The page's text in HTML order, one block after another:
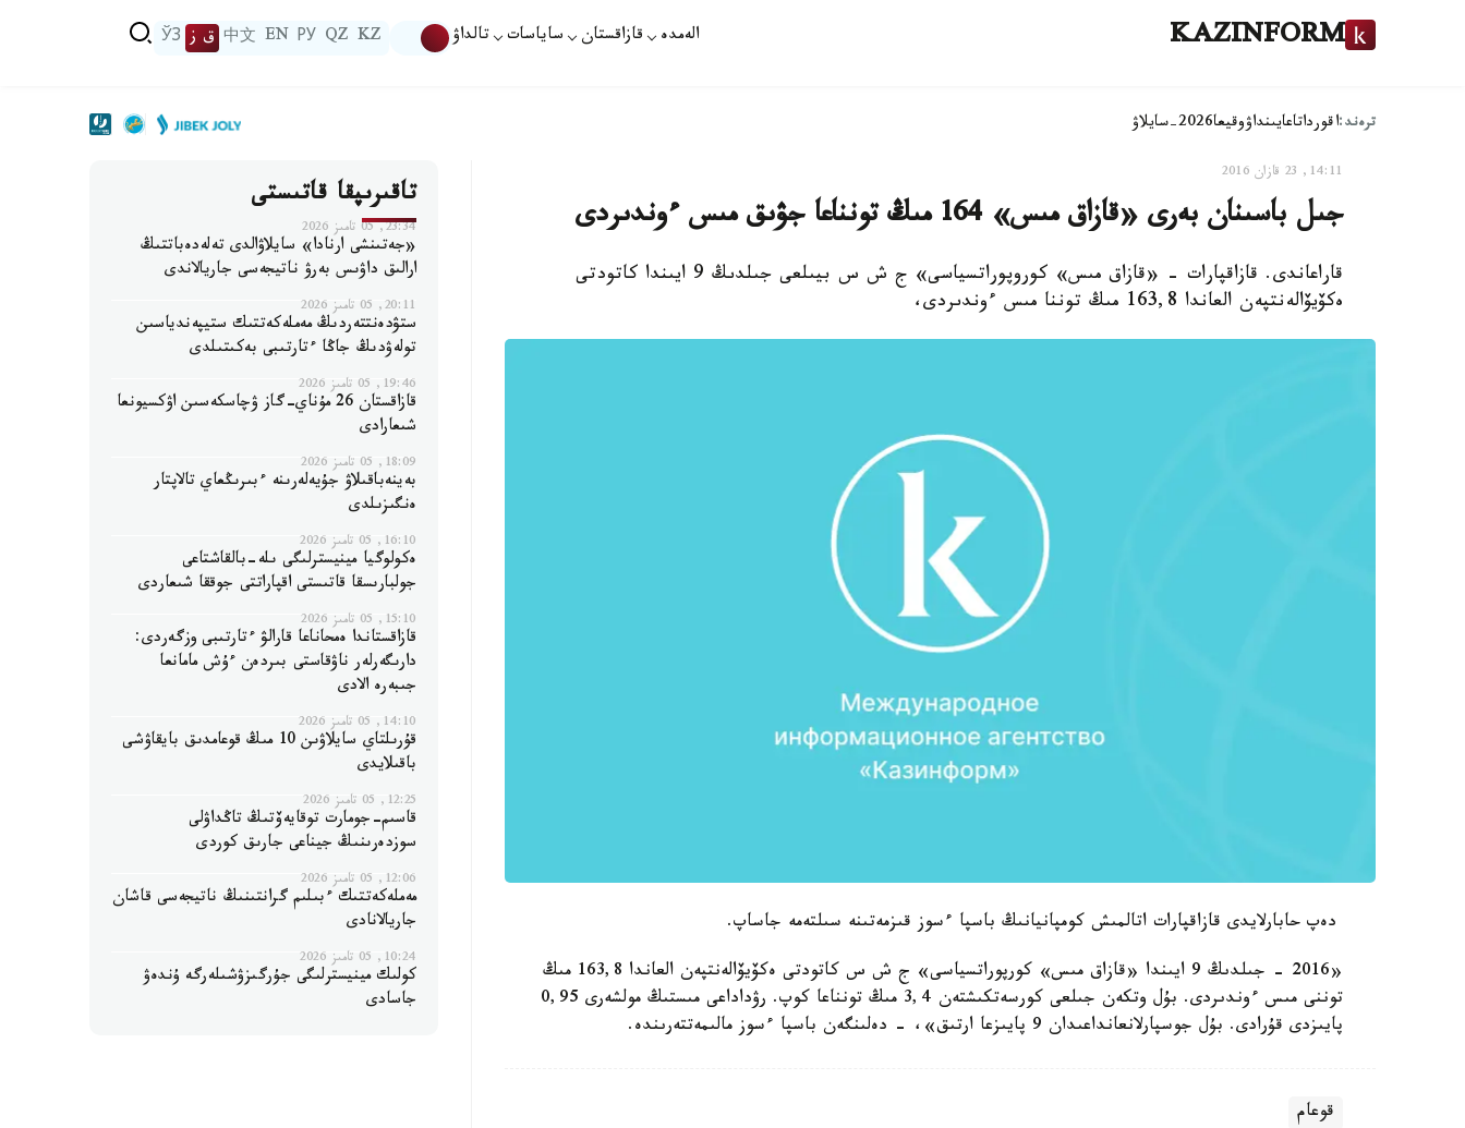
KAZINFORM الەمدە قازاقستان ساياسات تالداۋ KZ
QZ
РУ
EN
中文 ق ز ЎЗ
ترەند:اقورداتاعايىنداۋوقيعا2026-سايلاۋ
14:11, 23 قازان 2016
جىل باسىنان بەرى «قازاق مىس» 164 مىڭ تونناعا جۋىق مىس ءوندىردى
قاراعاندى. قازاقپارات - «قازاق مىس» كوروپوراتسياسى» ج ش س بيىلعى جىلدىڭ 9 ايىندا كاتودتى
ەكۆيۆالەنتپەن العاندا 163,8 مىڭ توننا مىس ءوندىردى،
دەپ حابارلايدى قازاقپارات اتالمىش كومپانيانىڭ باسپا ءسوز قىزمەتىنە سىلتەمە جاساپ.
«2016 - جىلدىڭ 9 ايىندا «قازاق مىس» كورپوراتسياسى» ج ش س كاتودتى ەكۆيۆالەنتپەن العاندا 163,8 مىڭ
توننى مىس ءوندىردى. بۇل وتكەن جىلعى كورسەتكىشتەن 3,4 مىڭ تونناعا كوپ. رۋداداعى مىستىڭ مولشەرى 0,95
پايىزدى قۇرادى. بۇل جوسپارلانعانداعىدان 9 پايىزعا ارتىق»، - دەلىنگەن باسپا ءسوز مالىمەتتەرىندە.
قوعام
تاقىرىپقا قاتىستى
23:34, 05 تامىز 2026
«جەتىنشى ارنادا» سايلاۋالدى تەلەدەباتتىڭ
ارالىق داۋىس بەرۋ ناتيجەسى جاريالاندى
20:11, 05 تامىز 2026
ستۋدەنتتەردىڭ مەملەكەتتىك ستيپەندياسىن
تولەۋدىڭ جاڭا ءتارتىبى بەكىتىلدى
19:46, 05 تامىز 2026
قازاقستان 26 مۇناي-گاز ۋچاسكەسىن اۋكسيونعا
شىعارادى
18:09, 05 تامىز 2026
بەينەباقىلاۋ جۇيەلەرىنە ءبىرىڭعاي تالاپتار
ەنگىزىلدى
16:10, 05 تامىز 2026
ەكولوگيا مينيسترلىگى ىلە-بالقاشتاعى
جولبارىسقا قاتىستى اقپاراتتى جوققا شىعاردى
15:10, 05 تامىز 2026
قازاقستاندا ەمحاناعا قارالۋ ءتارتىبى وزگەردى:
دارىگەرلەر ناۋقاستى بىردەن ءۇش مامانعا
جىبەرە الادى
14:10, 05 تامىز 2026
قۇرىلتاي سايلاۋىن 10 مىڭ قوعامدىق بايقاۋشى
باقىلايدى
12:25, 05 تامىز 2026
قاسىم-جومارت توقايەۆتىڭ تاڭداۋلى
سوزدەرىنىڭ جيناعى جارىق كوردى
12:06, 05 تامىز 2026
مەملەكەتتىك ءبىلىم گرانتىنىڭ ناتيجەسى قاشان
جاريالانادى
10:24, 05 تامىز 2026
كولىك مينيسترلىگى جۇرگىزۋشىلەرگە ۇندەۋ
جاسادى